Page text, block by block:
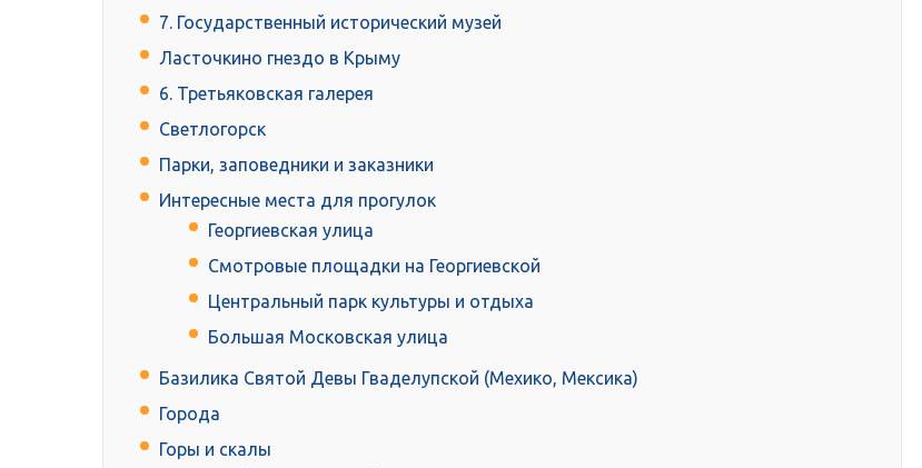
7. Государственный исторический музей
Ласточкино гнездо в Крыму
6. Третьяковская галерея
Светлогорск
Парки, заповедники и заказники
Интересные места для прогулок
Георгиевская улица
Смотровые площадки на Георгиевской
Центральный парк культуры и отдыха
Большая Московская улица
Базилика Святой Девы Гваделупской (Мехико, Мексика)
Города
Горы и скалы